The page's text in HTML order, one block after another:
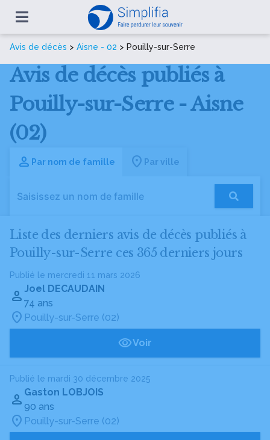
Avis de décès > Aisne - 02 > Pouilly-sur-Serre
Avis de décès publiés à
Pouilly-sur-Serre - Aisne
(02)
Par nom de famille Par ville
Liste des derniers avis de décès publiés à
Pouilly-sur-Serre ces 365 derniers jours
Publié le mercredi 11 mars 2026
Joel DECAUDAIN
74 ans
Pouilly-sur-Serre (02)
Voir
Publié le mardi 30 décembre 2025
Gaston LOBJOIS
90 ans
Pouilly-sur-Serre (02)